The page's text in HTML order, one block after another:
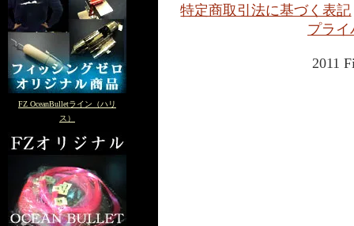
FZ OceanBulletライン（ハリ
ス）
特定商取引法に基づく表記
プラ
2011